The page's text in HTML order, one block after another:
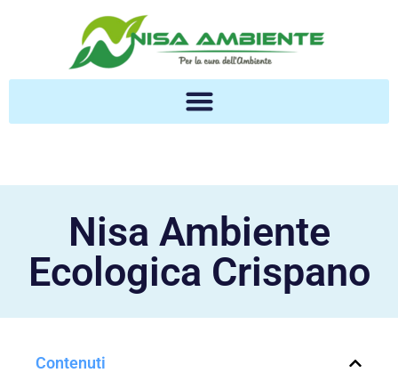
Nisa Ambiente
Ecologica Crispano
Contenuti